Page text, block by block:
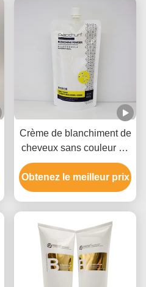
Crème de blanchiment de
cheveux sans couleur de
cheveux pour salon 9
niveaux
Obtenez le meilleur prix